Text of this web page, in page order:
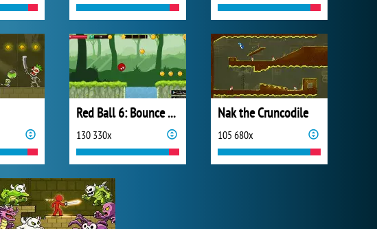
Red Ball 6: Bounce Ball
130 330x
Nak the Cruncodile
105 680x